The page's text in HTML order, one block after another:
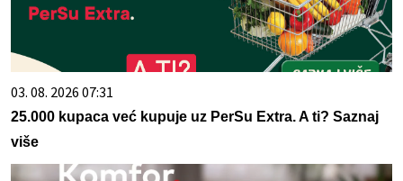
03. 08. 2026 07:31
25.000 kupaca već kupuje uz PerSu Extra. A ti? Saznaj
više